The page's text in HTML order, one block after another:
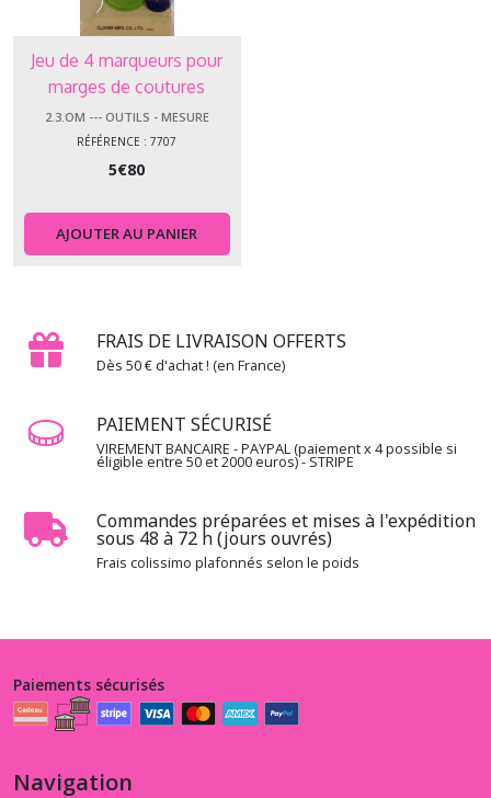
Jeu de 4 marqueurs pour
marges de coutures
2.3.OM --- OUTILS - MESURE
RÉFÉRENCE : 7707
5€80
AJOUTER AU PANIER
FRAIS DE LIVRAISON OFFERTS
Dès 50 € d'achat ! (en France)
PAIEMENT SÉCURISÉ
VIREMENT BANCAIRE - PAYPAL (paiement x 4 possible si
éligible entre 50 et 2000 euros) - STRIPE
Commandes préparées et mises à l'expédition
sous 48 à 72 h (jours ouvrés)
Frais colissimo plafonnés selon le poids
Paiements sécurisés
Navigation